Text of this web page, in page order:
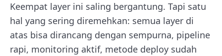
Keempat layer ini saling bergantung. Tapi satu
hal yang sering diremehkan: semua layer di
atas bisa dirancang dengan sempurna, pipeline
rapi, monitoring aktif, metode deploy sudah